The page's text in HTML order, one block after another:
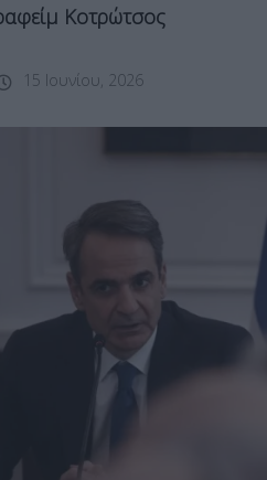
Κοτρώτσος
15 Ιουνίου, 2026